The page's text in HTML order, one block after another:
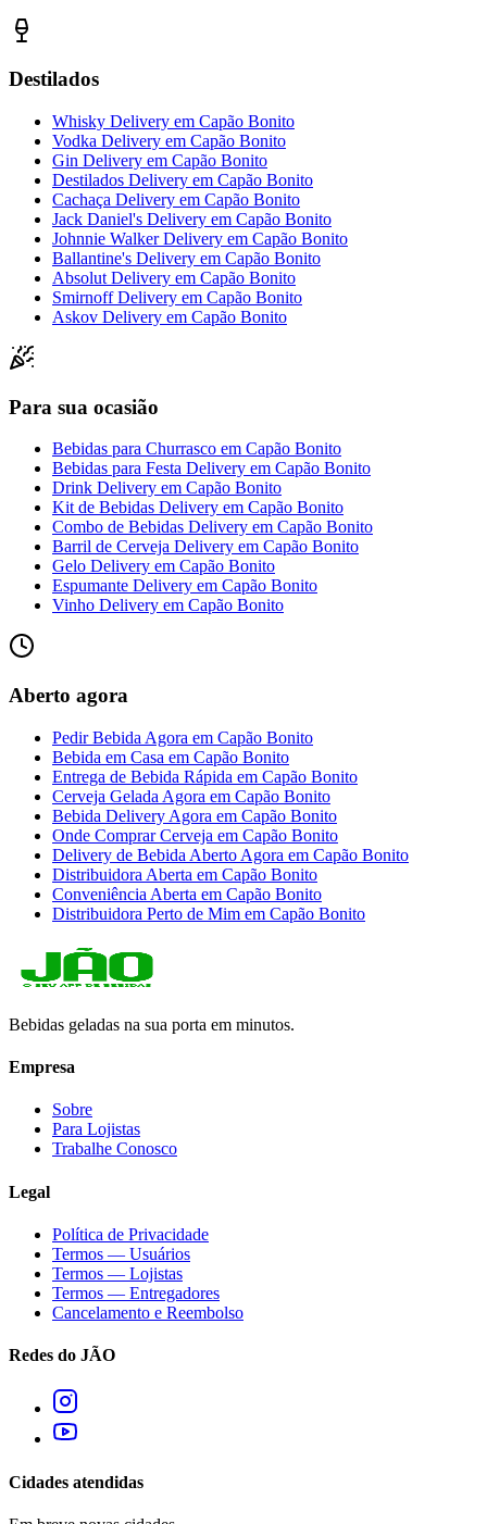
Destilados
Whisky Delivery em Capão Bonito
Vodka Delivery em Capão Bonito
Gin Delivery em Capão Bonito
Destilados Delivery em Capão Bonito
Cachaça Delivery em Capão Bonito
Jack Daniel's Delivery em Capão Bonito
Johnnie Walker Delivery em Capão Bonito
Ballantine's Delivery em Capão Bonito
Absolut Delivery em Capão Bonito
Smirnoff Delivery em Capão Bonito
Askov Delivery em Capão Bonito
Para sua ocasião
Bebidas para Churrasco em Capão Bonito
Bebidas para Festa Delivery em Capão Bonito
Drink Delivery em Capão Bonito
Kit de Bebidas Delivery em Capão Bonito
Combo de Bebidas Delivery em Capão Bonito
Barril de Cerveja Delivery em Capão Bonito
Gelo Delivery em Capão Bonito
Espumante Delivery em Capão Bonito
Vinho Delivery em Capão Bonito
Aberto agora
Pedir Bebida Agora em Capão Bonito
Bebida em Casa em Capão Bonito
Entrega de Bebida Rápida em Capão Bonito
Cerveja Gelada Agora em Capão Bonito
Bebida Delivery Agora em Capão Bonito
Onde Comprar Cerveja em Capão Bonito
Delivery de Bebida Aberto Agora em Capão Bonito
Distribuidora Aberta em Capão Bonito
Conveniência Aberta em Capão Bonito
Distribuidora Perto de Mim em Capão Bonito
Bebidas geladas na sua porta em minutos.
Empresa
Sobre
Para Lojistas
Trabalhe Conosco
Legal
Política de Privacidade
Termos — Usuários
Termos — Lojistas
Termos — Entregadores
Cancelamento e Reembolso
Redes do JÃO
Cidades atendidas